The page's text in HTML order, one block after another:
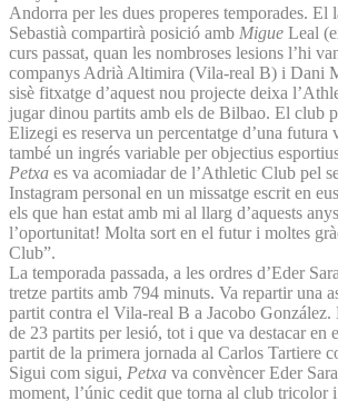
Andorra per les dues properes temporades. El
Sebastià compartirà posició amb Migue Leal
curs passat, quan les nombroses lesions l’hi
companys Adrià Altimira (Vila-real B) i Dani
sisè fitxatge d’aquest nou projecte deixa
jugar dinou partits amb els de Bilbao. El club
Elizegi es reserva un percentatge d’una futura
també un ingrés variable per objectius
Petxa es va acomiadar de l’Athletic Club pel
Instagram personal en un missatge escrit en
els que han estat amb mi al llarg d’aquests
l’oportunitat! Molta sort en el futur i moltes
Club”.
La temporada passada, a les ordres d’Eder
tretze partits amb 794 minuts. Va repartir una
partit contra el Vila-real B a Jacobo González.
de 23 partits per lesió, tot i que va destacar en
partit de la primera jornada al Carlos Tartiere
Sigui com sigui, Petxa va convèncer Eder
moment, l’únic cedit que torna al club tricolor